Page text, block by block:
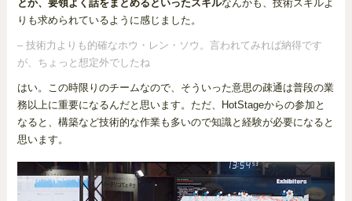
とか、要領よく話をまとめるといったスキルなんかも、技術スキルよ
りも求められているように感じました。
– 技術力よりも的確なホウ・レン・ソウ。言われてみれば納得です
が、ちょっと想定外でしたね
はい。この時限りのチームなので、そういった意思の疎通は普段の業
務以上に重要になるんだと思います。ただ、HotStageからの参加と
なると、構築など技術的な作業も多いので知識と経験が必要になると
思います。